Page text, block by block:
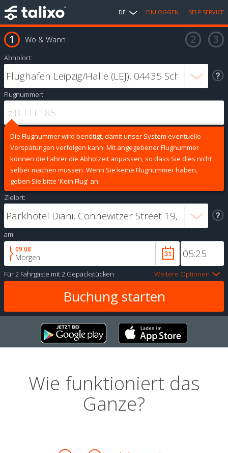
DE EINLOGGEN SELF SERVICE
Wo & Wann
Abholort:
Flugnummer:
Die Flugnummer wird benötigt, damit unser System eventuelle
Verspätungen verfolgen kann. Mit angegebener Flugnummer
können die Fahrer die Abholzeit anpassen, so dass Sie dies nicht
selber machen müssen. Wenn Sie keine Flugnummer haben,
geben Sie bitte 'Kein Flug' an.
Zielort:
am:
09.08
Morgen
Für2 Fahrgäste mit2 Gepäckstücken Weitere Optionen
Wie funktioniert das
Ganze?